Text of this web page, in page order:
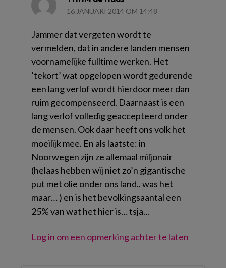
16 JANUARI 2014 OM 14:48
Jammer dat vergeten wordt te
vermelden, dat in andere landen mensen
voornamelijke fulltime werken. Het
’tekort’ wat opgelopen wordt gedurende
een lang verlof wordt hierdoor meer dan
ruim gecompenseerd. Daarnaast is een
lang verlof volledig geaccepteerd onder
de mensen. Ook daar heeft ons volk het
moeilijk mee. En als laatste: in
Noorwegen zijn ze allemaal miljonair
(helaas hebben wij niet zo’n gigantische
put met olie onder ons land.. was het
maar… ) en is het bevolkingsaantal een
25% van wat het hier is… tsja…
Log in om een opmerking achter te laten